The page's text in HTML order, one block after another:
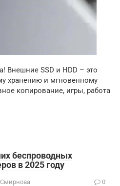
Внешние SSD и HDD – это
хранению и мгновенному
копирование, игры, работа
беспроводных
в 2025 году
0